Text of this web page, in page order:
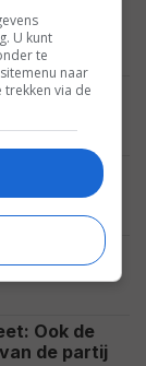
Roberts
vrienden
voor
nieuwste
veel
&
nu ruim
vragen
Ook de
de partij
U kunt
te
naar
via de